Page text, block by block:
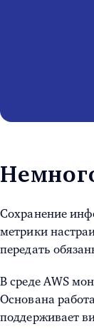
Сохранение
метрики
передать
В среде AWS
Основана
поддерживает